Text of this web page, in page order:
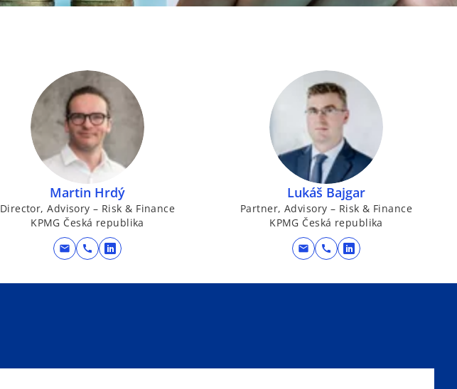
Martin Hrdý
Director, Advisory – Risk & Finance
KPMG Česká republika
mail call
o
Lukáš Bajgar
Partner, Advisory – Risk & Finance
KPMG Česká republika
mail call
o